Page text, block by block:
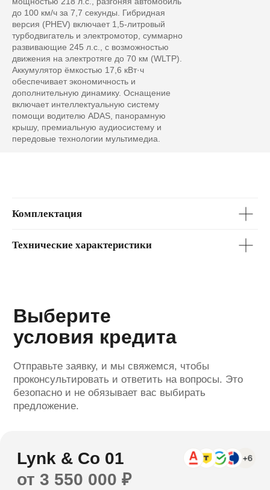
до 100 км/ч за 7,7 секунды. Гибридная
версия (PHEV) включает 1,5-литровый
турбодвигатель и электромотор, суммарно
развивающие 245 л.с., с возможностью
движения на электротяге до 70 км (WLTP).
Аккумулятор ёмкостью 17,6 кВт·ч
обеспечивает экономичность и
дополнительную динамику. Оснащение
включает интеллектуальную систему
помощи водителю ADAS, панорамную
крышу, премиальную аудиосистему и
передовые технологии мультимедиа.
Комплектация
Технические характеристики
Отправьте заявку, и мы свяжемся, чтобы
проконсультировать и ответить на вопросы. Это
безопасно и не обязывает вас выбирать
предложение.
Выберите
условия кредита
Оформить заявку
Отправляя заявку вы соглашаетесь с
Первоначальный взнос
0 ₽
1 год 2 года 3 года
является офертой. Ставка определяется
индивидуально и зависит от банка,
программы кредитования, первоначального
взноса и параметров заемщика
Lynk & Co 01
от 3 550 000 ₽